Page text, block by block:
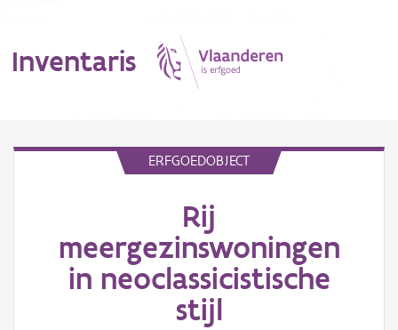
Inventaris
Aanduidingsobject
Waarneming
ERFGOEDOBJECT
Rij
meergezinswoningen
in neoclassicistische
stijl